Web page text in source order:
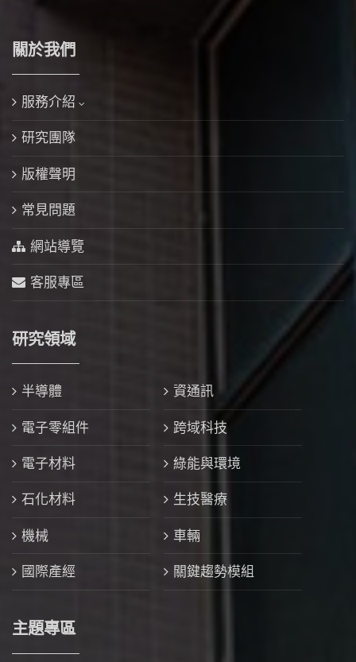
關於我們
服務介紹
研究團隊
版權聲明
常見問題
網站導覽
客服專區
研究領域
半導體 資通訊
電子零組件 跨域科技
電子材料 綠能與環境
石化材料 生技醫療
機械 車輛
國際產經 關鍵趨勢模組
主題專區